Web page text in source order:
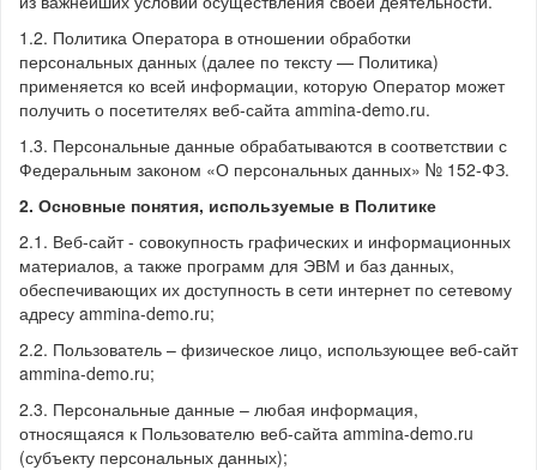
1.2. Политика Оператора в отношении обработки
персональных данных (далее по тексту — Политика)
применяется ко всей информации, которую Оператор может
получить о посетителях веб-сайта ammina-demo.ru.
1.3. Персональные данные обрабатываются в соответствии с
Федеральным законом «О персональных данных» № 152-ФЗ.
2. Основные понятия, используемые в Политике
2.1. Веб-сайт - совокупность графических и информационных
материалов, а также программ для ЭВМ и баз данных,
обеспечивающих их доступность в сети интернет по сетевому
адресу ammina-demo.ru;
2.2. Пользователь – физическое лицо, использующее веб-сайт
ammina-demo.ru;
2.3. Персональные данные – любая информация,
относящаяся к Пользователю веб-сайта ammina-demo.ru
(субъекту персональных данных);